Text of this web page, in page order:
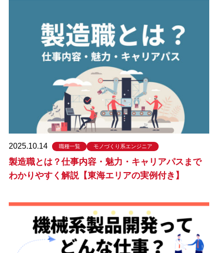
2025.10.14 職種一覧 モノづくり系エンジニア
製造職とは？仕事内容・魅力・キャリアパスまで
わかりやすく解説【東海エリアの実例付き】